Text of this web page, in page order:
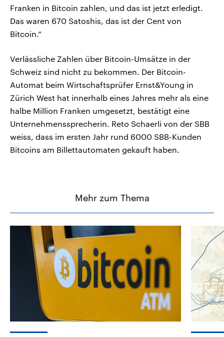
Franken in Bitcoin zahlen, und das ist jetzt erledigt.
Das waren 670 Satoshis, das ist der Cent von
Bitcoin.“
Verlässliche Zahlen über Bitcoin-Umsätze in der
Schweiz sind nicht zu bekommen. Der Bitcoin-
Automat beim Wirtschaftsprüfer Ernst&Young in
Zürich West hat innerhalb eines Jahres mehr als eine
halbe Million Franken umgesetzt, bestätigt eine
Unternehmenssprecherin. Reto Schaerli von der SBB
weiss, dass im ersten Jahr rund 6000 SBB-Kunden
Bitcoins am Billettautomaten gekauft haben.
Mehr zum Thema